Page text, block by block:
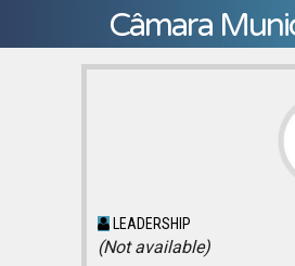
Câmara
LEADERSHIP
(Not available)